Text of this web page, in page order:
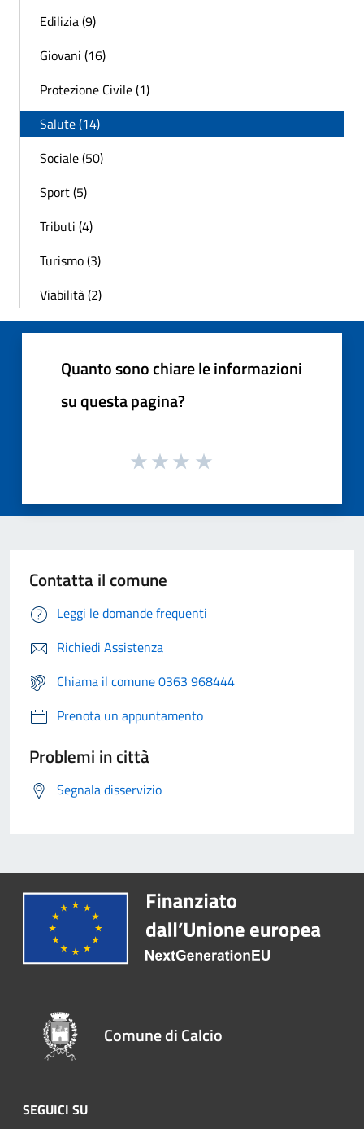
Edilizia (9)
Giovani (16)
Protezione Civile (1)
Salute (14)
Sociale (50)
Sport (5)
Tributi (4)
Turismo (3)
Viabilità (2)
Quanto sono chiare le informazioni
su questa pagina?
Contatta il comune
Leggi le domande frequenti
Richiedi Assistenza
Chiama il comune 0363 968444
Prenota un appuntamento
Problemi in città
Segnala disservizio
Comune di Calcio
SEGUICI SU